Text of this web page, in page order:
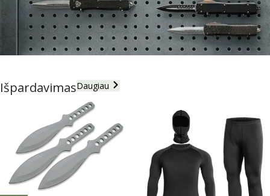
Peiliai
IšpardavimasDaugiau